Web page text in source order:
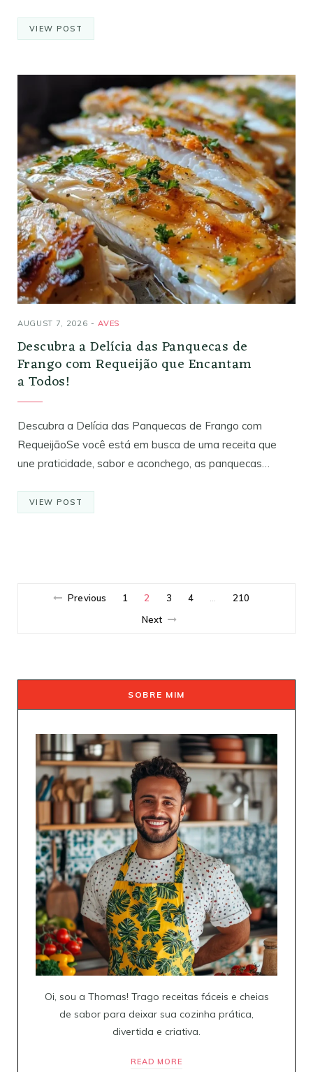
VIEW POST
AUGUST 7, 2026 AVES
Descubra a Delícia das Panquecas de
Frango com Requeijão que Encantam
a Todos!
Descubra a Delícia das Panquecas de Frango com
RequeijãoSe você está em busca de uma receita que
une praticidade, sabor e aconchego, as panquecas…
VIEW POST
Previous 1 2 3 4
210
Next
SOBRE MIM
Oi, sou a Thomas! Trago receitas fáceis e cheias
de sabor para deixar sua cozinha prática,
divertida e criativa.
READ MORE